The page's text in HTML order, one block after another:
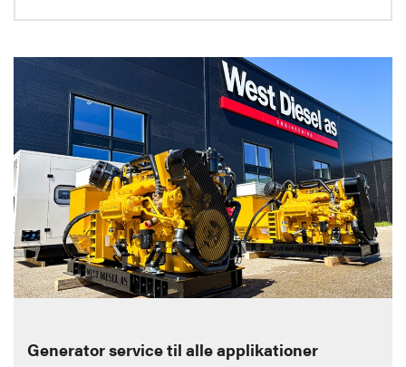
Generator service til alle applikationer